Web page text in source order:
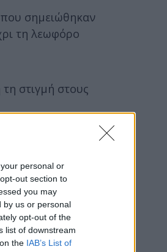
personal or
out section to
you may
by us or personal
opt-out of the
list of downstream
the IAB’s List of
σημειώθηκαν
τη λεωφόρο
στιγμή στους